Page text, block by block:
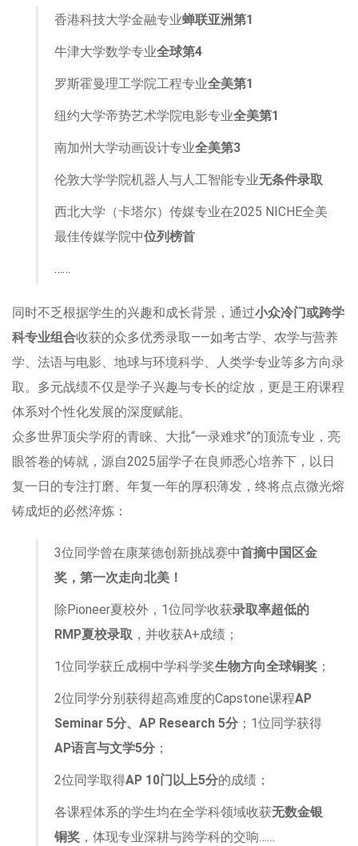
香港科技大学金融专业蝉联亚洲第1
牛津大学数学专业全球第4
罗斯霍曼理工学院工程专业全美第1
纽约大学帝势艺术学院电影专业全美第1
南加州大学动画设计专业全美第3
伦敦大学学院机器人与人工智能专业无条件录取
西北大学（卡塔尔）传媒专业在2025 NICHE全美
最佳传媒学院中位列榜首
……
同时不乏根据学生的兴趣和成长背景，通过小众冷门或跨学
科专业组合收获的众多优秀录取——如考古学、农学与营养
学、法语与电影、地球与环境科学、人类学专业等多方向录
取。多元战绩不仅是学子兴趣与专长的绽放，更是王府课程
体系对个性化发展的深度赋能。
众多世界顶尖学府的青睐、大批“一录难求”的顶流专业，亮
眼答卷的铸就，源自2025届学子在良师悉心培养下，以日
复一日的专注打磨、年复一年的厚积薄发，终将点点微光熔
铸成炬的必然淬炼：
3位同学曾在康莱德创新挑战赛中首摘中国区金
奖，第一次走向北美！
除Pioneer夏校外，1位同学收获录取率超低的
RMP夏校录取 ，并收获A+成绩；
1位同学获丘成桐中学科学奖生物方向全球铜奖 ；
2位同学分别获得超高难度的Capstone课程AP
Seminar 5分、AP Research 5分 ；1位同学获得
AP语言与文学5分 ；
2位同学取得AP 10门以上5分的成绩；
各课程体系的学生均在全学科领域收获无数金银
铜奖 ，体现专业深耕与跨学科的交响……